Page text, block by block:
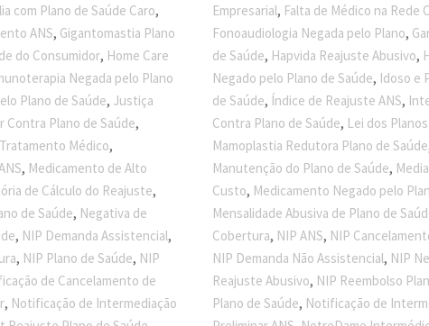
com Plano de Saúde Caro,
ANS, Gigantomastia Plano
do Consumidor, Home Care
Negada pelo Plano
Plano de Saúde, Justiça
Contra Plano de Saúde,
Médico,
, Medicamento de Alto
de Cálculo do Reajuste,
de Saúde, Negativa de
, NIP Demanda Assistencial,
, NIP Plano de Saúde, NIP
de Cancelamento de
, Notificação de Intermediação
Empresarial, Falta de Médico na Rede
Fonoaudiologia Negada pelo Plano,
de Saúde, Hapvida Reajuste Abusivo,
Negado pelo Plano de Saúde, Idoso e
de Saúde, Índice de Reajuste ANS,
Contra Plano de Saúde, Lei dos
Mamoplastia Redutora Plano de Saúde
Manutenção do Plano de Saúde,
Custo, Medicamento Negado pelo
Mensalidade Abusiva de Plano de
Cobertura, NIP ANS, NIP
NIP Demanda Não Assistencial, NIP
Reajuste Abusivo, NIP Reembolso
Plano de Saúde, Notificação de